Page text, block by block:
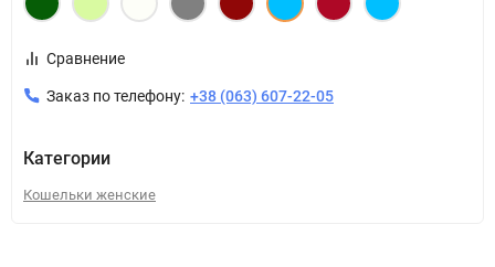
Сравнение
Заказ по телефону: +38 (063) 607-22-05
Категории
Кошельки женские